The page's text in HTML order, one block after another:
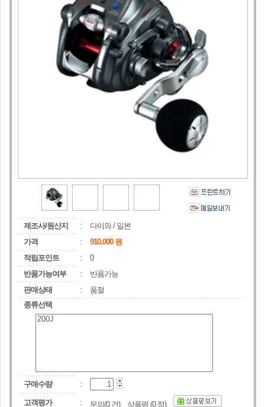
제조사/원산지 : 다이와/ 일본
가격
: 910,000원
적립포인트
:
0
반품가능여부
:
반품가능
판매상태
:
품절
종류선택
구매수량 :
고객평가 : 문의(0건) 상품평 (0점)